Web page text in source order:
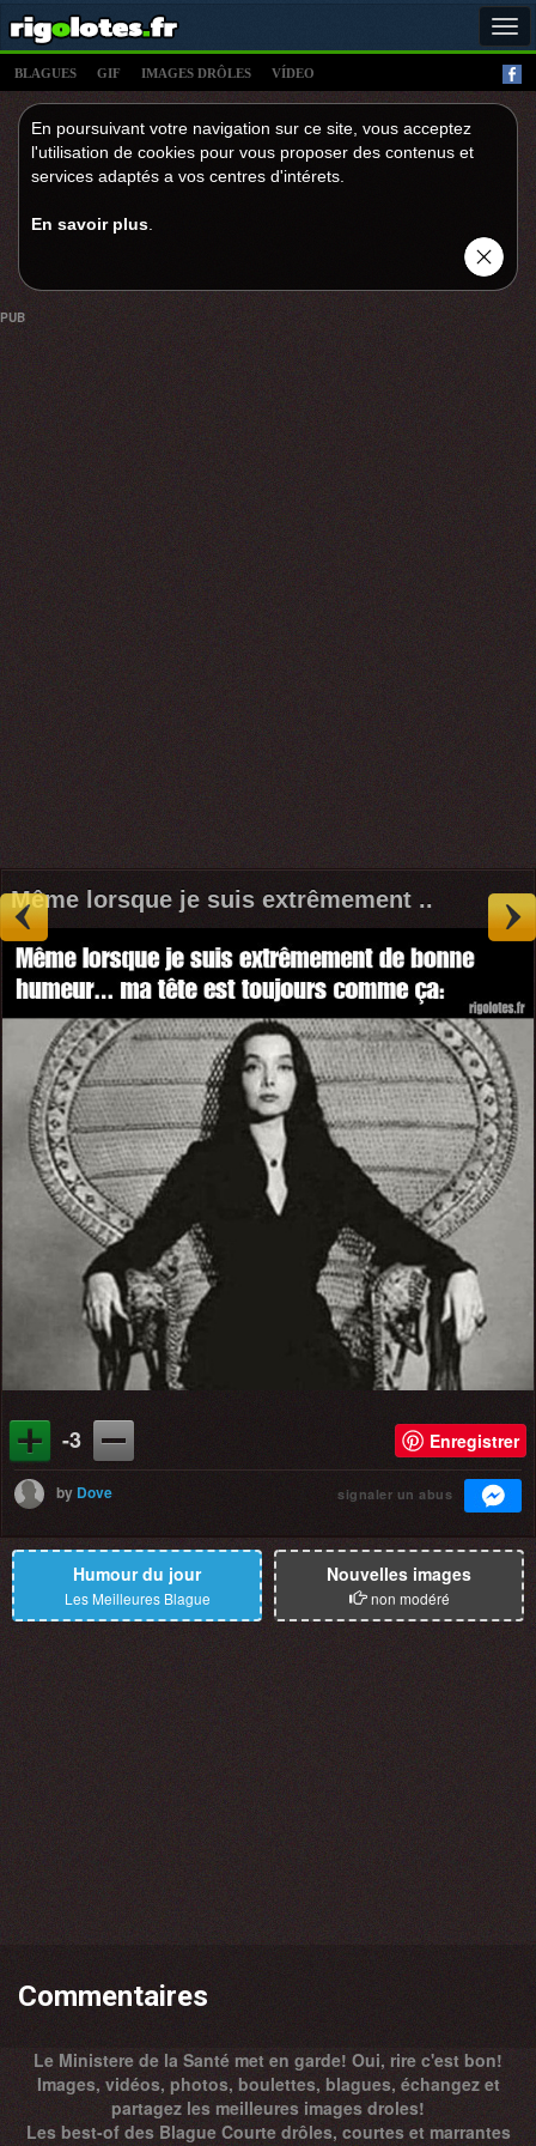
BLAGUES GIF IMAGES DRÔLES VÍDEO
En poursuivant votre navigation sur ce site, vous acceptez
l'utilisation de cookies pour vous proposer des contenus et
services adaptés a vos centres d'intérets.
En savoir plus
PUB
Même lorsque je suis extrêmement ..
-3 Enregistrer
by Dove signaler un abus
Humour du jour
Les Meilleures Blague
Nouvelles images
non modéré
Commentaires
Le Ministere de la Santé met en garde! Oui, rire c'est bon!
Images, vidéos, photos, boulettes, blagues, échangez et
partagez les meilleures images droles!
Les best-of des Blague Courte drôles, courtes et marrantes